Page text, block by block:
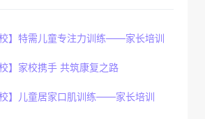
校】特需儿童专注力训练——家长培训
】家校携手 共筑康复之路
校】儿童居家口肌训练——家长培训